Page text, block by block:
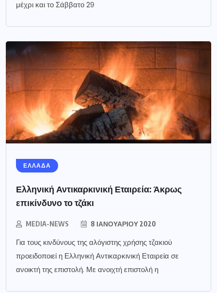
μέχρι και το Σάββατο 29
ΕΛΛΑΔΑ
Ελληνική Αντικαρκινική Εταιρεία: Άκρως
επικίνδυνο το τζάκι
MEDIA-NEWS 8 ΙΑΝΟΥΑΡΊΟΥ 2020
Για τους κινδύνους της αλόγιστης χρήσης τζακιού
προειδοποιεί η Ελληνική Αντικαρκινική Εταιρεία σε
ανοικτή της επιστολή. Με ανοιχτή επιστολή η